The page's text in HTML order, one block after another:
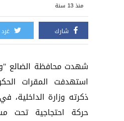
منذ 13 سنة
شارك غرد
شهدت محافظة الضالع
استهدفت المقرات
ذكرته وزارة الداخلية،
حركة احتجاجية تحت